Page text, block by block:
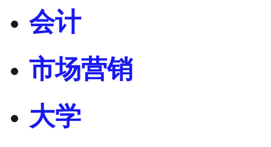
会计
市场营销
大学